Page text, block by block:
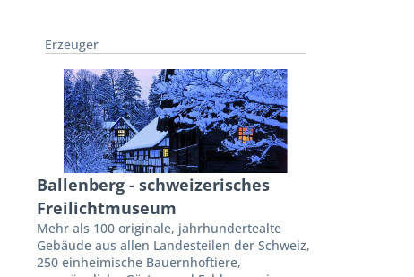
Erzeuger
Ballenberg - schweizerisches
Freilichtmuseum
Mehr als 100 originale, jahrhundertealte
Gebäude aus allen Landesteilen der Schweiz,
250 einheimische Bauernhoftiere,